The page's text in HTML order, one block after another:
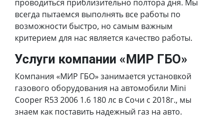
проводиться приблизительно полтора дня. Мы
всегда пытаемся выполнять все работы по
возможности быстро, но самым важным
критерием для нас является качество работы.
Услуги компании «МИР ГБО»
Компания «МИР ГБО» занимается установкой
газового оборудования на автомобили Mini
Cooper R53 2006 1.6 180 лс в Сочи с 2018г., мы
знаем как поставить надежный газ на авто.